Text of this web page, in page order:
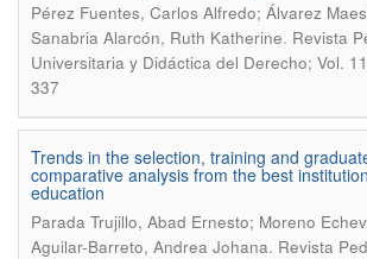
Pérez Fuentes, Carlos Alfredo; Álvarez
Sanabria Alarcón, Ruth Katherine. Revista
Universitaria y Didáctica del Derecho; Vol.
337
Trends in the selection, training and
comparative analysis from the best
education
Parada Trujillo, Abad Ernesto; Moreno
Aguilar-Barreto, Andrea Johana. Revista